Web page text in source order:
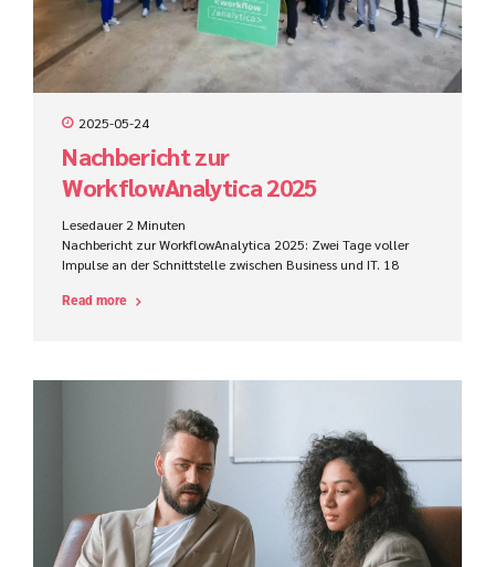
2025-05-24
Nachbericht zur
WorkflowAnalytica 2025
Lesedauer 2 Minuten
Nachbericht zur WorkflowAnalytica 2025: Zwei Tage voller
Impulse an der Schnittstelle zwischen Business und IT. 18
geliefert, wie Workflow-Analysten erfolgreicher bei der
Read more